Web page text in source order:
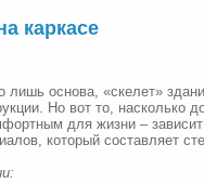
каркасе
лишь основа, «скелет»
Но вот то, насколько
для жизни – зависит
который составляет